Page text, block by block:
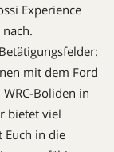
Experience
mit dem Ford
Boliden in
bietet viel
Euch in die